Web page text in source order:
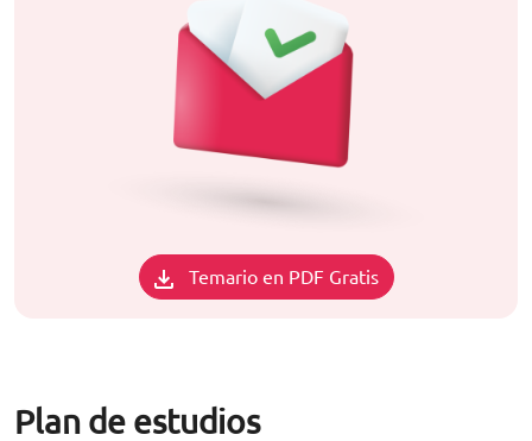
Temario en PDF Gratis
Plan de estudios